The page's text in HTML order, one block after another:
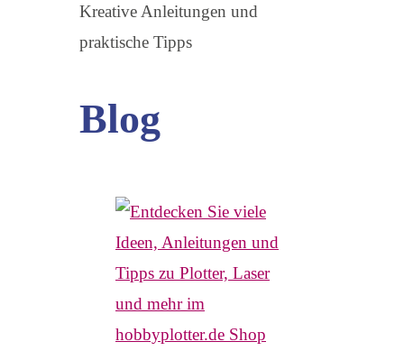
Kreative Anleitungen und
praktische Tipps
Blog